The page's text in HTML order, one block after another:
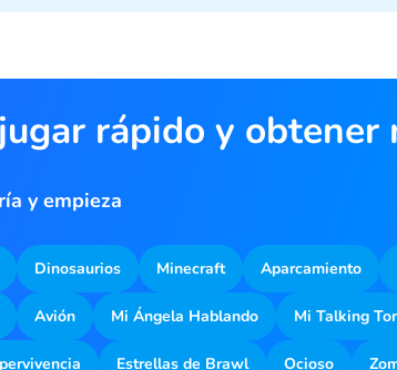
rápido y obtener
y empieza
Dinosaurios Minecraft Aparcamiento
Avión Mi Ángela Hablando Mi Talking
Estrellas de Brawl Ocioso